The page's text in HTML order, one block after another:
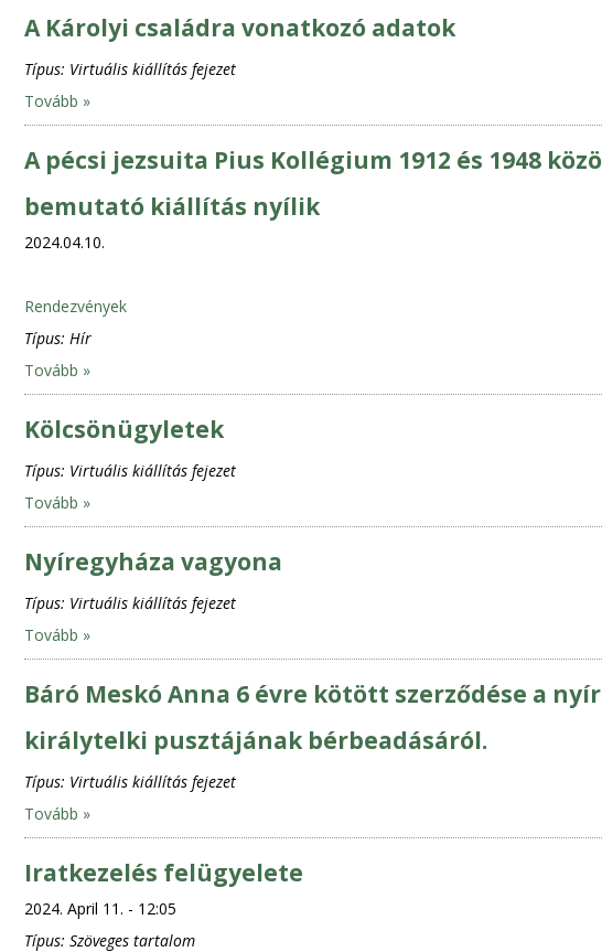
A Károlyi családra vonatkozó adatok
Típus: Virtuális kiállítás fejezet
Tovább »
A pécsi jezsuita Pius Kollégium 1912 és 1948
bemutató kiállítás nyílik
2024.04.10.
Rendezvények
Típus: Hír
Tovább »
Kölcsönügyletek
Típus: Virtuális kiállítás fejezet
Tovább »
Nyíregyháza vagyona
Típus: Virtuális kiállítás fejezet
Tovább »
Báró Meskó Anna 6 évre kötött szerződése a
királytelki pusztájának bérbeadásáról.
Típus: Virtuális kiállítás fejezet
Tovább »
Iratkezelés felügyelete
2024. April 11. - 12:05
Típus: Szöveges tartalom